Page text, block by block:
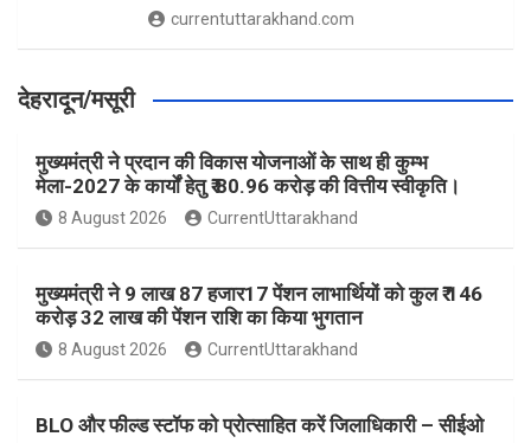
currentuttarakhand.com
देहरादून/मसूरी
मुख्यमंत्री ने प्रदान की विकास योजनाओं के साथ ही कुम्भ
मेला-2027 के कार्यों हेतु ₹ 80.96 करोड़ की वित्तीय स्वीकृति।
8 August 2026 CurrentUttarakhand
मुख्यमंत्री ने 9 लाख 87 हजार17 पेंशन लाभार्थियों को कुल ₹ 146
करोड़ 32 लाख की पेंशन राशि का किया भुगतान
8 August 2026 CurrentUttarakhand
BLO और फील्ड स्टॉफ को प्रोत्साहित करें जिलाधिकारी – सीईओ